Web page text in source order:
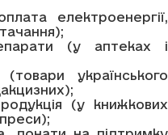
електроенергії,
(у аптеках і
українського
(у книжкових